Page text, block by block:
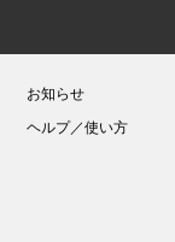
お知らせ
ヘルプ／使い方